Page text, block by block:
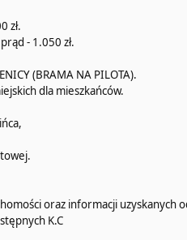
zł.
- 1.050 zł.
(BRAMA NA PILOTA).
dla mieszkańców.
oraz informacji uzyskanych
K.C